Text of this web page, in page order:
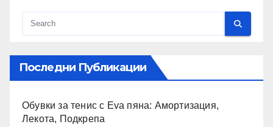
Последни Публикации
Обувки за тенис с Eva пяна: Амортизация,
Лекота, Подкрепа